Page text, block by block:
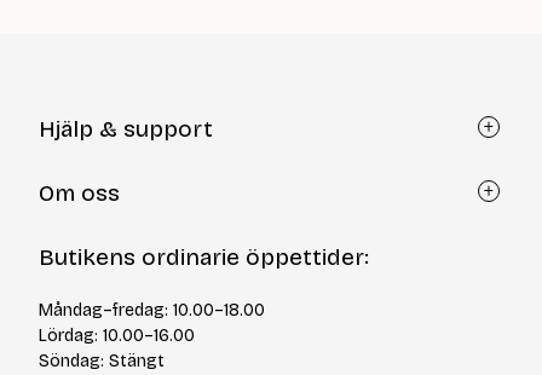
Hjälp & support
Återköp via formulär
Frågor och svar
Cookiepolicy
Integritetspolicy
Om oss
Om Yllotyll
Kurser & events
Tips & tekniker
Varumärken
Jobba hos oss
Butikens ordinarie öppettider:
Måndag–fredag: 10.00–18.00
Lördag: 10.00–16.00
Söndag: Stängt